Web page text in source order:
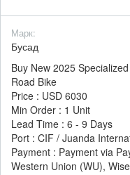
Марк:
Бусад
Buy New 2025
Road Bike
Price : USD 6030
Min Order : 1 Unit
Lead Time : 6 - 9 Days
Port : CIF / Juanda
Payment : Payment via
Western Union (WU),